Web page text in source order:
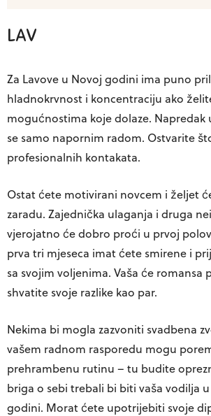
LAV
Za Lavove u Novoj godini ima puno
hladnokrvnost i koncentraciju ako
mogućnostima koje dolaze. Napredak
se samo napornim radom. Ostvarite
profesionalnih kontakata.
Ostat ćete motivirani novcem i željet
zaradu. Zajednička ulaganja i druga
vjerojatno će dobro proći u prvoj
prva tri mjeseca imat ćete smirene i
sa svojim voljenima. Vaša će romansa
shvatite svoje razlike kao par.
Nekima bi mogla zazvoniti svadbena
vašem radnom rasporedu mogu
prehrambenu rutinu – tu budite
briga o sebi trebali bi biti vaša vodilja
godini. Morat ćete upotrijebiti svoje